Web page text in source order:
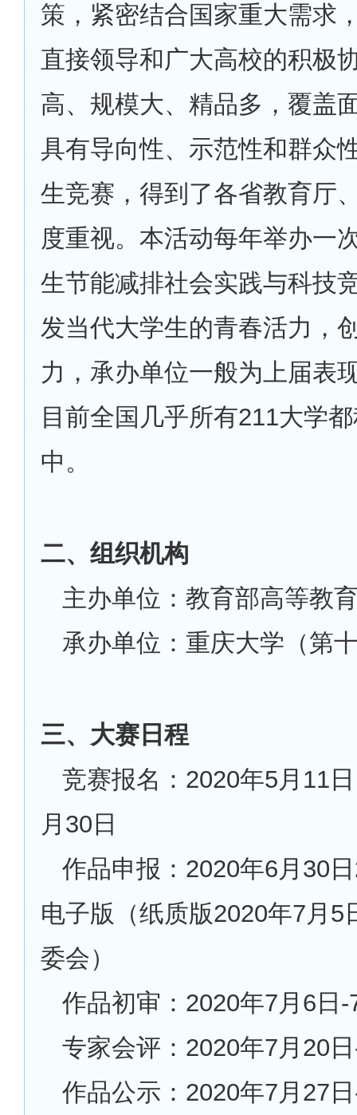
策，紧密结合国家重大需求
直接领导和广大高校的积极
高、规模大、精品多，覆盖
具有导向性、示范性和群众
生竞赛，得到了各省教育厅
度重视。本活动每年举办一
生节能减排社会实践与科技
发当代大学生的青春活力，
力，承办单位一般为上届表
目前全国几乎所有211大学
中。
二、组织机构
主办单位：教育部高等教
承办单位：重庆大学（第
三、大赛日程
竞赛报名：2020年5月11
月30日
作品申报：2020年6月30
电子版（纸质版2020年7月5
委会）
作品初审：2020年7月6日-
专家会评：2020年7月20
作品公示：2020年7月27